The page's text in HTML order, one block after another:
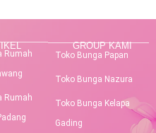
Rumah
Rumah
GROUP KAMI
Toko Bunga Papan
Toko Bunga Nazura
Toko Bunga Kelapa
Gading